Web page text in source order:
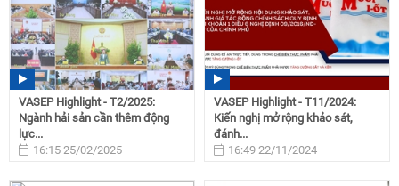
VASEP Highlight - T2/2025:
Ngành hải sản cần thêm động
lực...
16:15 25/02/2025
VASEP Highlight - T11/2024:
Kiến nghị mở rộng khảo sát,
đánh...
16:49 22/11/2024